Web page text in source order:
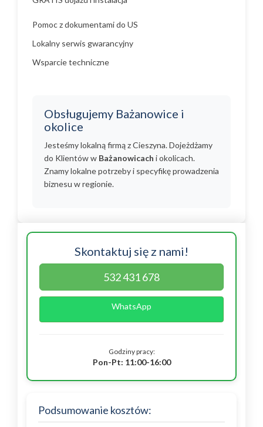
Pomoc z dokumentami do US
Lokalny serwis gwarancyjny
Wsparcie techniczne
Obsługujemy Bażanowice i
okolice
Jesteśmy lokalną firmą z Cieszyna. Dojeżdżamy
do Klientów w Bażanowicach i okolicach.
Znamy lokalne potrzeby i specyfikę prowadzenia
biznesu w regionie.
Skontaktuj się z nami!
532 431 678
WhatsApp
Godziny pracy:
Pon-Pt: 11:00-16:00
Podsumowanie kosztów: